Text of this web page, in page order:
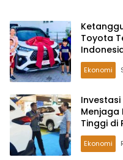
Toyota
Ekonomi
Menjaga
Tinggi di
Ekonomi